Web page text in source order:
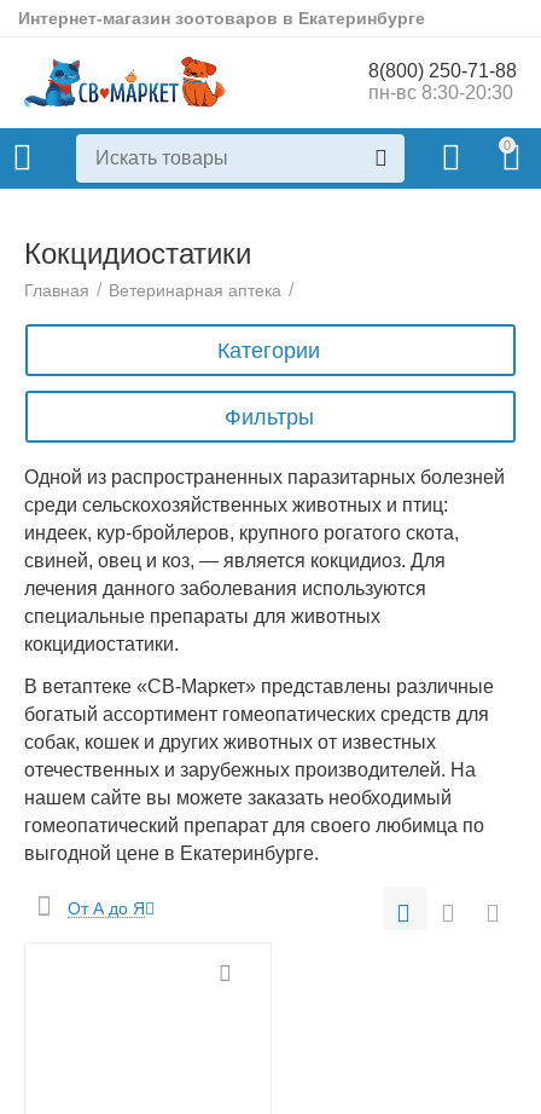
Интернет-магазин зоотоваров в Екатеринбурге
8(800) 250-71-88
пн-вс 8:30-20:30
0
Кокцидиостатики
Главная / Ветеринарная аптека /
Категории
Фильтры
Одной из распространенных паразитарных болезней
среди сельскохозяйственных животных и птиц:
индеек, кур-бройлеров, крупного рогатого скота,
свиней, овец и коз, — является кокцидиоз. Для
лечения данного заболевания используются
специальные препараты для животных
кокцидиостатики.
В ветаптеке «СВ-Маркет» представлены различные
богатый ассортимент гомеопатических средств для
собак, кошек и других животных от известных
отечественных и зарубежных производителей. На
нашем сайте вы можете заказать необходимый
гомеопатический препарат для своего любимца по
выгодной цене в Екатеринбурге.
От А до Я